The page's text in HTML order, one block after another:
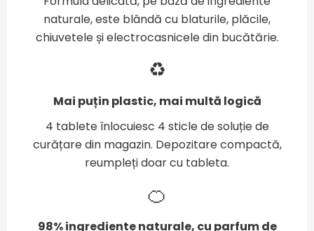
naturale, este blândă cu blaturile, plăcile,
chiuvetele și electrocasnicele din bucătărie.
♻️
Mai puțin plastic, mai multă logică
4 tablete înlocuiesc 4 sticle de soluție de
curățare din magazin. Depozitare compactă,
reumpleți doar cu tableta.
🍊
98% ingrediente naturale, cu parfum de